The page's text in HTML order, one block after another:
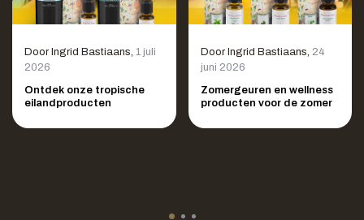
Door Ingrid Bastiaans, 1 juli
2026
Ontdek onze tropische
eilandproducten
Door Ingrid Bastiaans, 24
juni 2026
Zomergeuren en wellness
producten voor de zomer